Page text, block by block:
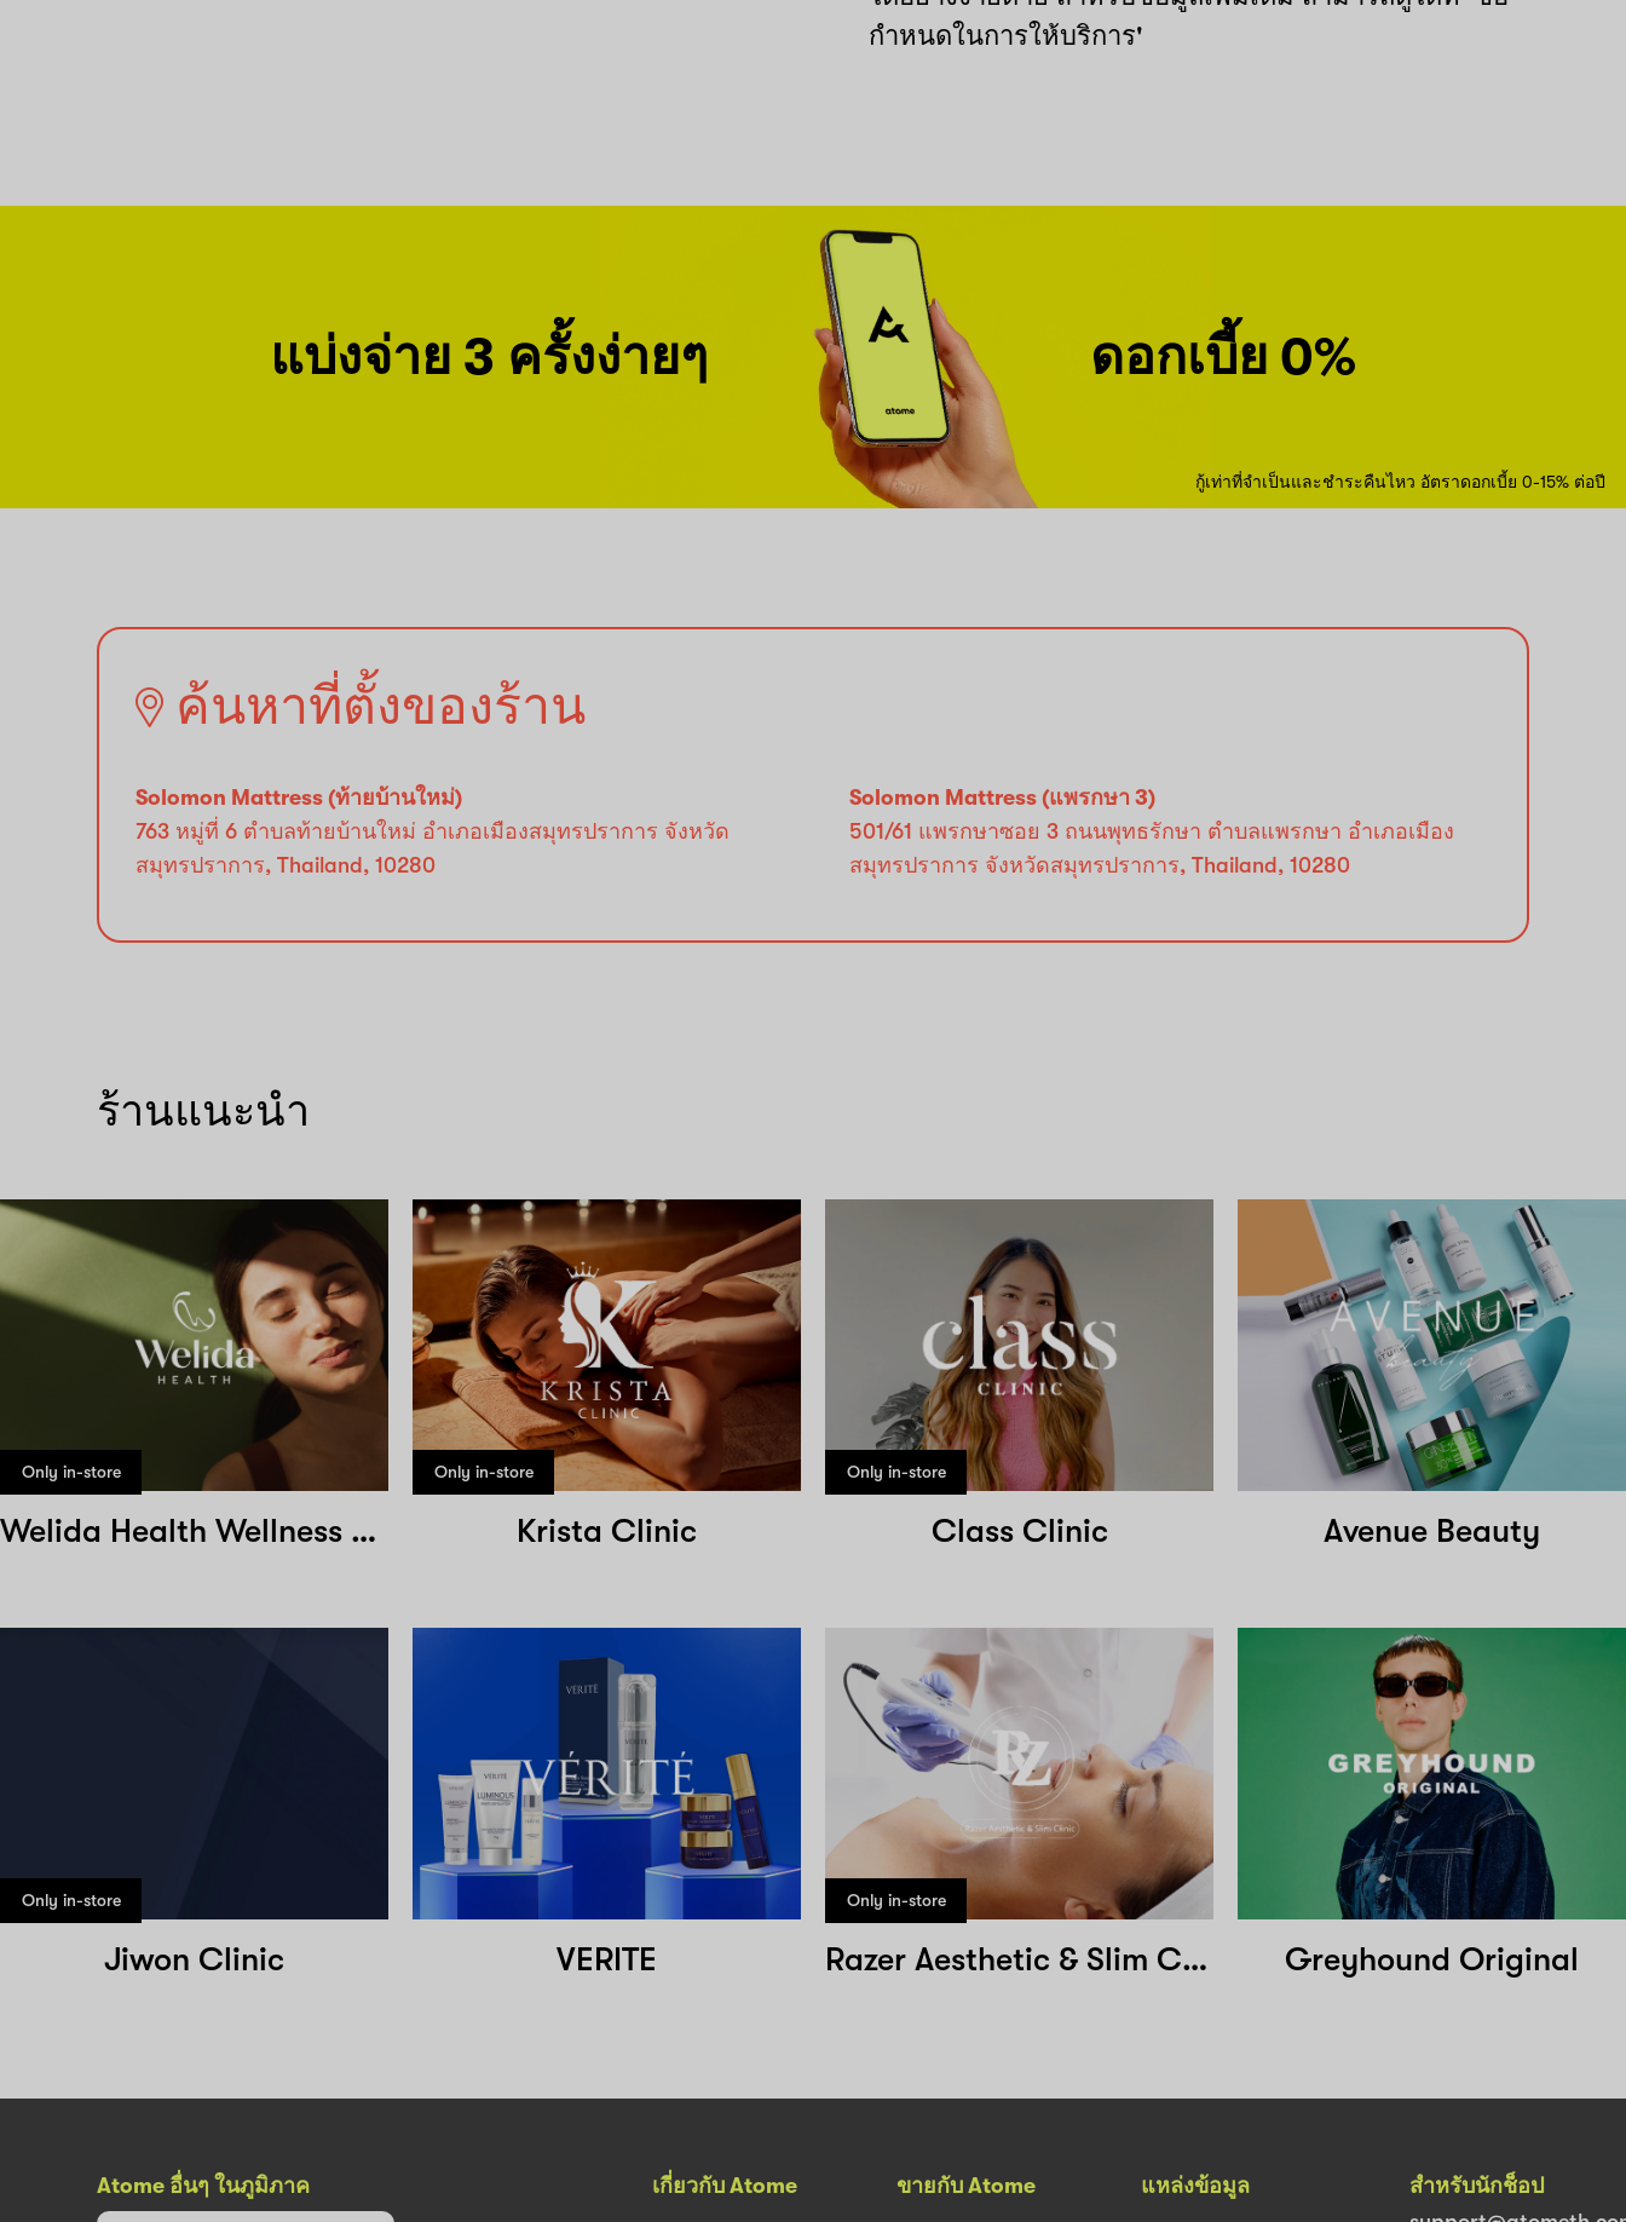
กำหนดในการให้บริการ'
แบ่งจ่าย 3 ครั้งง่ายๆ ดอกเบี้ย 0%
กู้เท่าที่จำเป็นและชำระคืนไหว อัตราดอกเบี้ย 0-15% ต่อปี
ค้นหาที่ตั้งของร้าน
Solomon Mattress (ท้ายบ้านใหม่)
763 หมู่ที่ 6 ตำบลท้ายบ้านใหม่ อำเภอเมืองสมุทรปราการ จังหวัด
สมุทรปราการ, Thailand, 10280
Solomon Mattress (แพรกษา 3)
501/61 แพรกษาซอย 3 ถนนพุทธรักษา ตำบลแพรกษา อำเภอเมือง
สมุทรปราการ จังหวัดสมุทรปราการ, Thailand, 10280
ร้านแนะนำ
Only in-store
Welida Health Wellness Center
Only in-store
Krista Clinic
Only in-store
Class Clinic Avenue Beauty
Only in-store
Jiwon Clinic VERITE
Only in-store
Razer Aesthetic & Slim Clinic Greyhound Original
Atome อื่นๆ ในภูมิภาค เกี่ยวกับ Atome ขายกับ Atome แหล่งข้อมูล
สำหรับนักช็อป